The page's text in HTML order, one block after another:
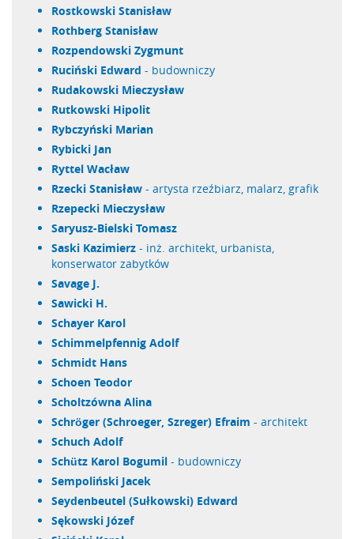
Rostkowski Stanisław
Rothberg Stanisław
Rozpendowski Zygmunt
Ruciński Edward - budowniczy
Rudakowski Mieczysław
Rutkowski Hipolit
Rybczyński Marian
Rybicki Jan
Ryttel Wacław
Rzecki Stanisław - artysta rzeźbiarz, malarz, grafik
Rzepecki Mieczysław
Saryusz-Bielski Tomasz
Saski Kazimierz - inż. architekt, urbanista,
konserwator zabytków
Savage J.
Sawicki H.
Schayer Karol
Schimmelpfennig Adolf
Schmidt Hans
Schoen Teodor
Scholtzówna Alina
Schröger (Schroeger, Szreger) Efraim - architekt
Schuch Adolf
Schütz Karol Bogumil - budowniczy
Sempoliński Jacek
Seydenbeutel (Sułkowski) Edward
Sękowski Józef